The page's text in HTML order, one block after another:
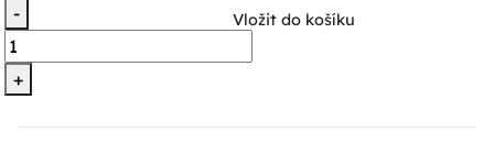
-
+
Vložit do košíku